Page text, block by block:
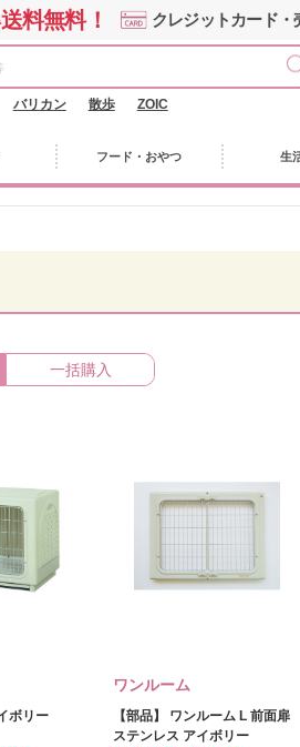
送料無料！ クレジットカード・
バリカン 散歩 ZOIC
フード・おやつ 生
一括購入
ボリー
ワンルーム
【部品】 ワンルーム L 前面扉
ステンレス アイボリー